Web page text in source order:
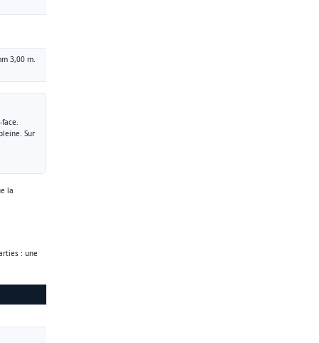
3,00 m.
Sur
la
: une